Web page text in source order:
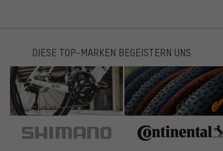
DIESE TOP-MARKEN BEGEISTERN UNS